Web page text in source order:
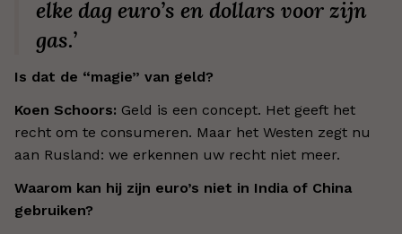
elke dag euro’s en dollars voor zijn
gas.’
Is dat de “magie” van geld?
Koen Schoors: Geld is een concept. Het geeft het
recht om te consumeren. Maar het Westen zegt nu
aan Rusland: we erkennen uw recht niet meer.
Waarom kan hij zijn euro’s niet in India of China
gebruiken?